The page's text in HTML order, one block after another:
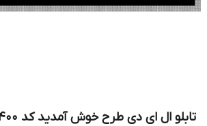
تابلو ال ای دی طرح خوش آمدید کد 400